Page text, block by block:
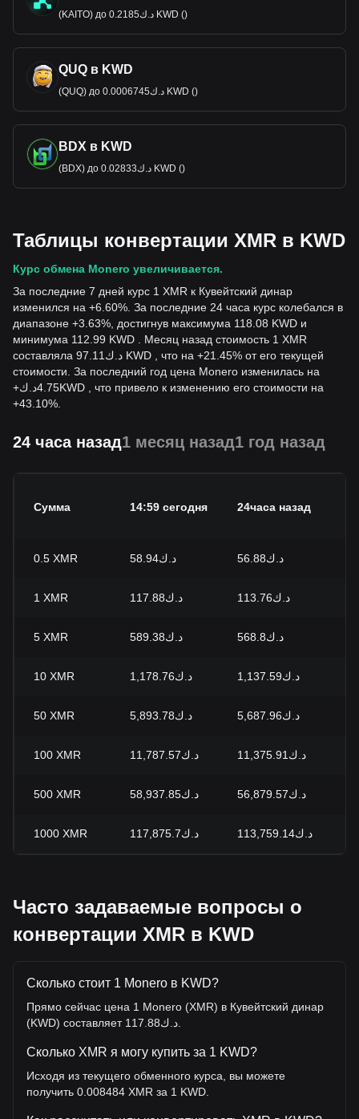
(KAITO) до د.ك0.2185 KWD ()
QUQ в KWD
(QUQ) до د.ك0.0006745 KWD ()
BDX в KWD
(BDX) до د.ك0.02833 KWD ()
Таблицы конвертации XMR в KWD
Курс обмена Monero увеличивается.
За последние 7 дней курс 1 XMR к Кувейтский динар
изменился на +6.60%. За последние 24 часа курс колебался в
диапазоне +3.63%, достигнув максимума 118.08 KWD и
минимума 112.99 KWD . Месяц назад стоимость 1 XMR
составляла د.ك97.11 KWD , что на +21.45% от его текущей
стоимости. За последний год цена Monero изменилась на
+د.ك4.75KWD , что привело к изменению его стоимости на
+43.10%.
24 часа назад1 месяц назад1 год назад
Сумма 14:59 сегодня 24часа назад
0.5 XMR د.ك58.94 د.ك56.88
1 XMR د.ك117.88 د.ك113.76
5 XMR د.ك589.38 د.ك568.8
10 XMR د.ك1,178.76 د.ك1,137.59
50 XMR د.ك5,893.78 د.ك5,687.96
100 XMR د.ك11,787.57 د.ك11,375.91
500 XMR د.ك58,937.85 د.ك56,879.57
1000 XMR د.ك117,875.7 د.ك113,759.14
Часто задаваемые вопросы о
конвертации XMR в KWD
Сколько стоит 1 Monero в KWD?
Прямо сейчас цена 1 Monero (XMR) в Кувейтский динар
Сколько XMR я могу купить за 1 KWD?
Исходя из текущего обменного курса, вы можете
получить 0.008484 XMR за 1 KWD.